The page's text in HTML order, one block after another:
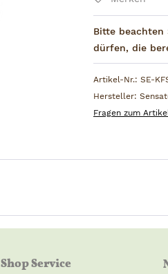
Bitte beachten
dürfen, die
Artikel-Nr.: SE-
Hersteller:
Fragen zum
Shop Service